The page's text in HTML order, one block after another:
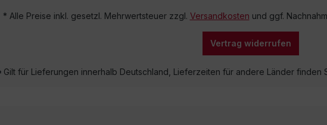
* Alle Preise inkl. gesetzl. Mehrwertsteuer zzgl. Versandkosten und ggf.
Vertrag widerrufen
Gilt für Lieferungen innerhalb Deutschland, Lieferzeiten für andere Länder finden